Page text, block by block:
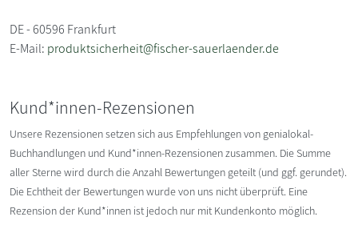
DE - 60596 Frankfurt
E-Mail: produktsicherheit@fischer-sauerlaender.de
Kund*innen-Rezensionen
Unsere Rezensionen setzen sich aus Empfehlungen von genialokal-
Buchhandlungen und Kund*innen-Rezensionen zusammen. Die Summe
aller Sterne wird durch die Anzahl Bewertungen geteilt (und ggf. gerundet).
Die Echtheit der Bewertungen wurde von uns nicht überprüft. Eine
Rezension der Kund*innen ist jedoch nur mit Kundenkonto möglich.